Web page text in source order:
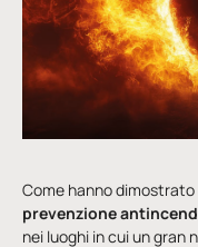
Come hanno
prevenzione
nei luoghi in cui un gran